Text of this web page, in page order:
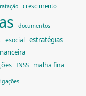
crescimento
documentos
esocial estratégias
INSS malha fina